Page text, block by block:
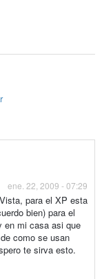
ene. 22, 2009 - 07:29
para el XP esta
bien) para el
en mi casa asi que
como se usan
te sirva esto.